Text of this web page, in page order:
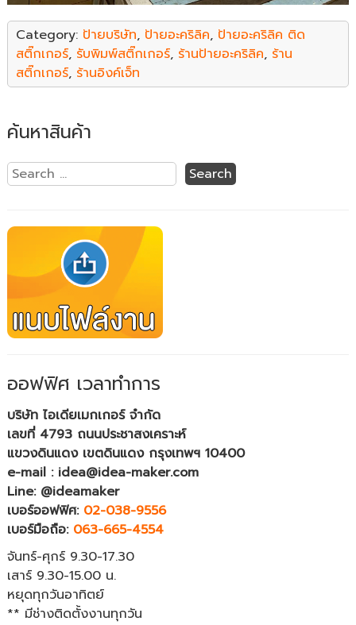
Category: ป้ายบริษัท, ป้ายอะคริลิค, ป้ายอะคริลิค ติด
สติ๊กเกอร์, รับพิมพ์สติ๊กเกอร์, ร้านป้ายอะคริลิค, ร้าน
สติ๊กเกอร์, ร้านอิงค์เจ็ท
ค้นหาสินค้า
ออฟฟิศ เวลาทำการ
บริษัท ไอเดียเมกเกอร์ จำกัด
เลขที่ 4793 ถนนประชาสงเคราะห์
แขวงดินแดง เขตดินแดง กรุงเทพฯ 10400
e-mail : idea@idea-maker.com
Line: @ideamaker
เบอร์ออฟฟิศ: 02-038-9556
เบอร์มือถือ: 063-665-4554
จันทร์-ศุกร์ 9.30-17.30
เสาร์ 9.30-15.00 น.
หยุดทุกวันอาทิตย์
** มีช่างติดตั้งงานทุกวัน